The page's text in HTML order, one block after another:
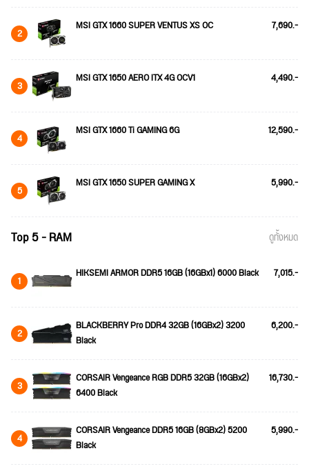
2 MSI GTX 1660 SUPER VENTUS XS OC 7,690.-
3 MSI GTX 1650 AERO ITX 4G OCV1 4,490.-
4 MSI GTX 1660 Ti GAMING 6G 12,590.-
5 MSI GTX 1650 SUPER GAMING X 5,990.-
Top 5 - RAM ดูทั้งหมด
1 HIKSEMI ARMOR DDR5 16GB (16GBx1) 6000 Black 7,015.-
2
BLACKBERRY Pro DDR4 32GB (16GBx2) 3200
Black
6,200.-
3
CORSAIR Vengeance RGB DDR5 32GB (16GBx2)
6400 Black
16,730.-
4
CORSAIR Vengeance DDR5 16GB (8GBx2) 5200
Black
5,990.-